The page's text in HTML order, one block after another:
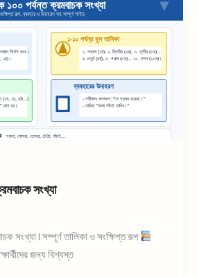
সংখ্যা
সংখ্যা | সম্পূর্ণ তালিকা ও সংক্ষিপ্ত রূপ
জন্য বিশ্বস্ত